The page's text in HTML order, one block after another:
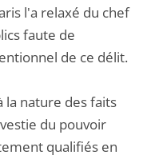
l'a relaxé du chef
faute de
de ce délit.
la nature des faits
du pouvoir
qualifiés en